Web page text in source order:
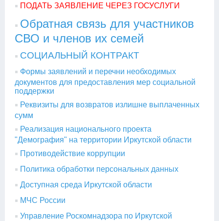
ПОДАТЬ ЗАЯВЛЕНИЕ ЧЕРЕЗ ГОСУСЛУГИ
Обратная связь для участников
СВО и членов их семей
СОЦИАЛЬНЫЙ КОНТРАКТ
Формы заявлений и перечни необходимых
документов для предоставления мер социальной
поддержки
Реквизиты для возвратов излишне выплаченных
сумм
Реализация национального проекта
"Демография" на территории Иркутской области
Противодействие коррупции
Политика обработки персональных данных
Доступная среда Иркутской области
МЧС России
Управление Роскомнадзора по Иркутской